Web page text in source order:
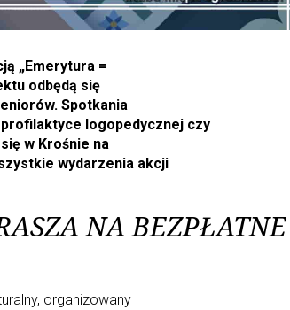
„Emerytura =
odbędą się
Spotkania
logopedycznej czy
w Krośnie na
wydarzenia akcji
NA BEZPŁATNE
organizowany